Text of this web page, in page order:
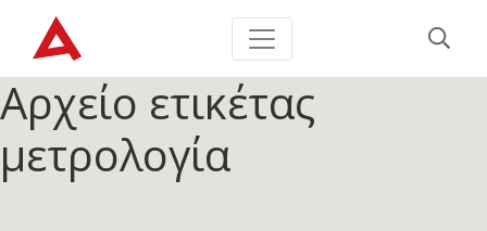
Αρχείο ετικέτας
μετρολογία